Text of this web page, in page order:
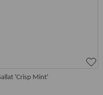
'Crisp Mint'